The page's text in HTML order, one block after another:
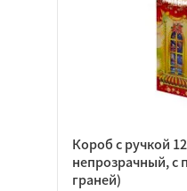
Короб с ручкой
непрозрачный, с
граней)